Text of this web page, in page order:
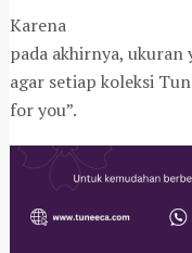
Karena
pada akhirnya,
agar setiap koleksi
for you”.